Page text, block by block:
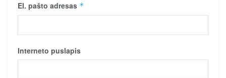
El. pašto adresas *
Interneto puslapis